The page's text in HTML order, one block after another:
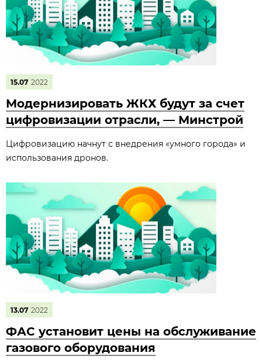
15.07 2022
Модернизировать ЖКХ будут за счет
цифровизации отрасли, — Минстрой
Цифровизацию начнут с внедрения «умного города» и
использования дронов.
13.07 2022
ФАС установит цены на обслуживание
газового оборудования